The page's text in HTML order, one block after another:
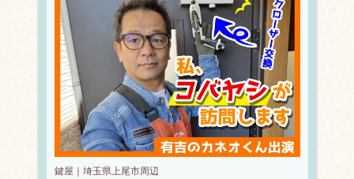
鍵屋｜埼玉県上尾市周辺